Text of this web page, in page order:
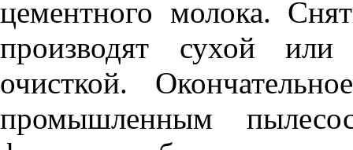
цементного молока.
производят сухой или
очисткой.
промышленным